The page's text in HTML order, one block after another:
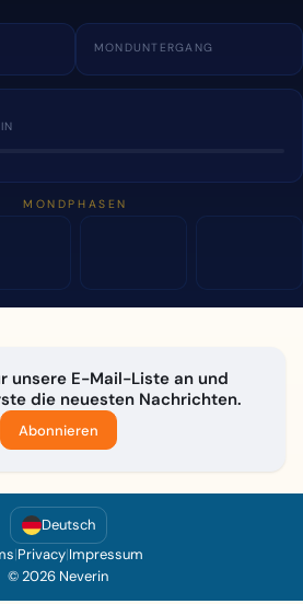
MONDUNTERGANG
MONDPHASEN
unsere E-Mail-Liste an und
die neuesten Nachrichten.
Abonnieren
Deutsch
|Privacy|Impressum
© 2026 Neverin